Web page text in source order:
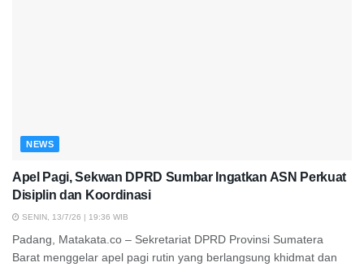
NEWS
Apel Pagi, Sekwan DPRD Sumbar Ingatkan ASN Perkuat
Disiplin dan Koordinasi
SENIN, 13/7/26 | 19:36 WIB
Padang, Matakata.co – Sekretariat DPRD Provinsi Sumatera
Barat menggelar apel pagi rutin yang berlangsung khidmat dan